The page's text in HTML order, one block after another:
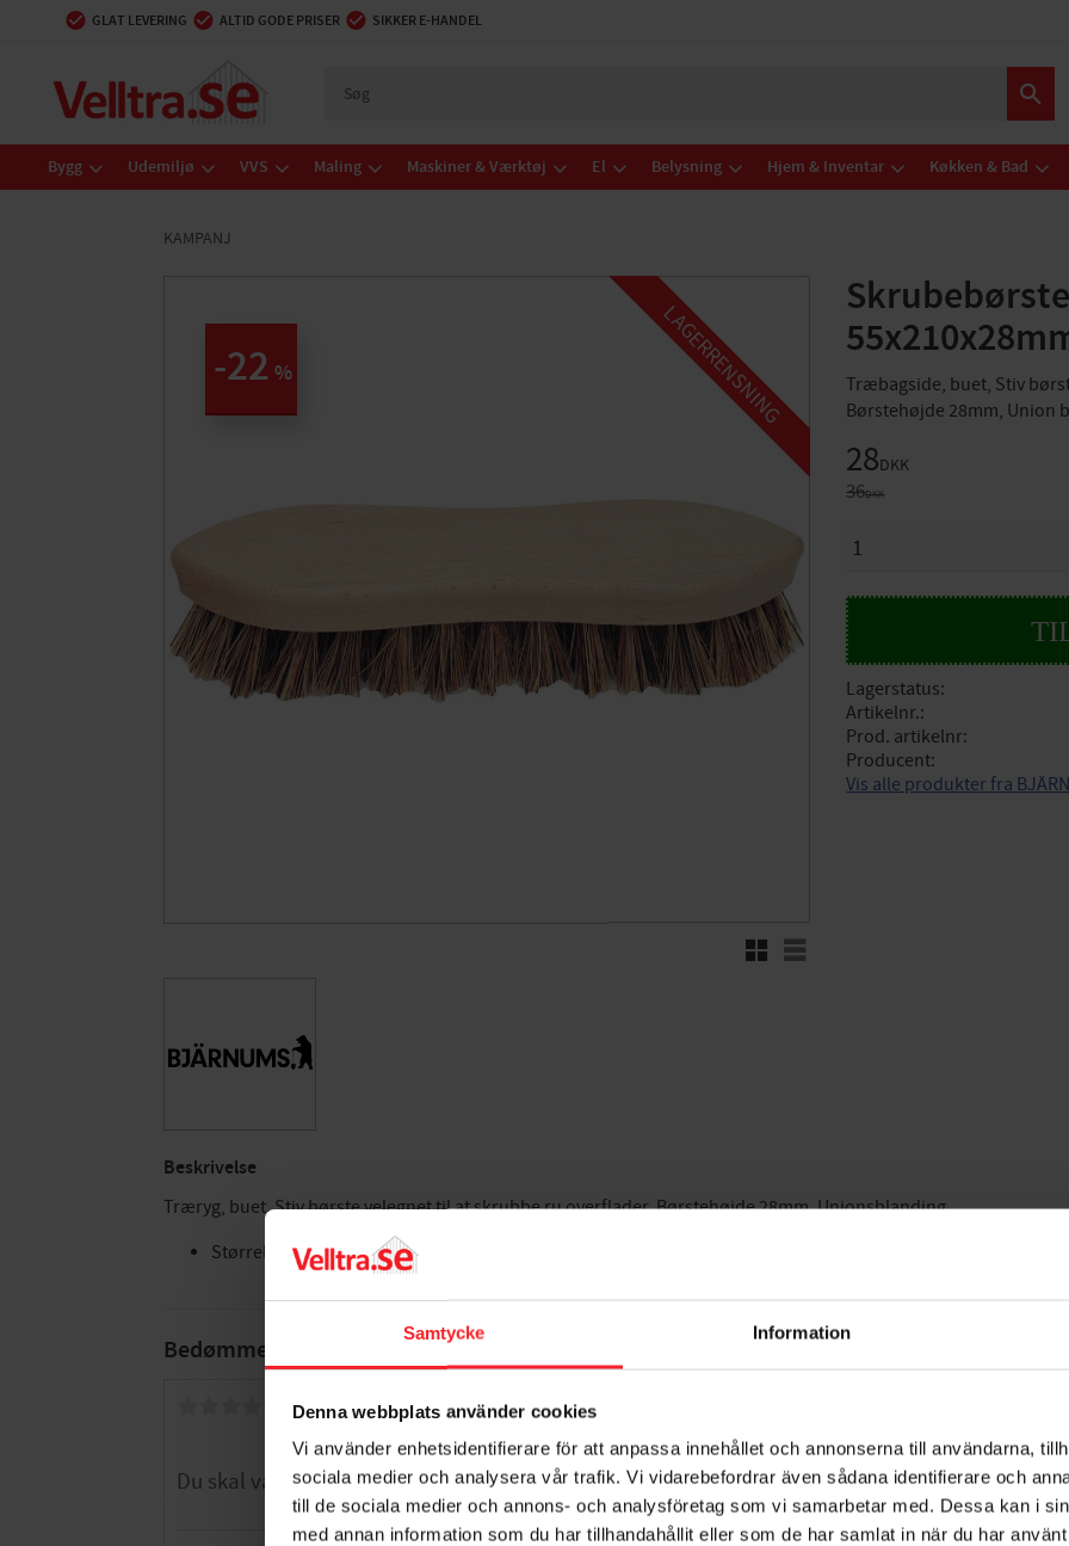
Samtycke Information
Denna webbplats använder cookies
Vi använder enhetsidentifierare för att anpassa innehållet och annonserna till användarna,
sociala medier och analysera vår trafik. Vi vidarebefordrar även sådana identifierare och
till de sociala medier och annons- och analysföretag som vi samarbetar med. Dessa kan i
med annan information som du har tillhandahållit eller som de har samlat in när du har
GLAT LEVERING ALTID GODE PRISER SIKKER E-HANDEL
Bygg Udemiljø VVS Maling Maskiner & Værktøj El Belysning Hjem & Inventar Køkken & Bad
KAMPANJ
Træbagside, buet, Stiv
Børstehøjde 28mm, Union
22 % LAGERRENSNING
RutenettListe
Nedsat pris:
28DKK
Original pris:
36DKK
Lagerstatus
Artikelnr.
Prod. artikelnr
Producent
Vis alle produkter fra
Beskrivelse
Træryg, buet. Stiv børste velegnet til at skrubbe ru overflader. Børstehøjde 28mm. Unionsblanding.
Størrelse: 55x210x28mm
Bedømmelser
Dig